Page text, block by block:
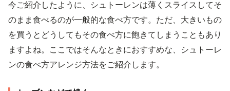
今ご紹介したように、シュトーレンは薄くスライスしてそ
のまま食べるのが一般的な食べ方です。ただ、大きいもの
を買うとどうしてもその食べ方に飽きてしまうこともあり
ますよね。ここではそんなときにおすすめな、シュトーレ
ンの食べ方アレンジ方法をご紹介します。